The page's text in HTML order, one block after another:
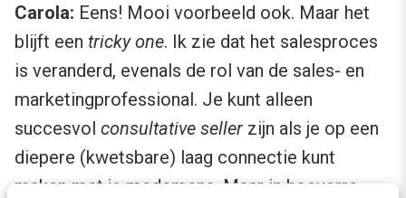
Carola: Eens! Mooi voorbeeld ook. Maar het
blijft een tricky one. Ik zie dat het salesproces
is veranderd, evenals de rol van de sales- en
marketingprofessional. Je kunt alleen
succesvol consultative seller zijn als je op een
diepere (kwetsbare) laag connectie kunt
maken met je medemens. Maar in hoeverre